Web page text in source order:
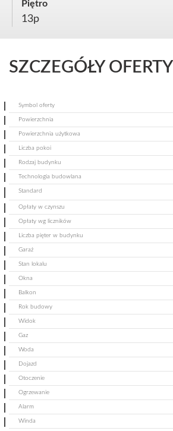
Piętro
13p
SZCZEGÓŁY OFERTY
Symbol oferty
Powierzchnia
Powierzchnia użytkowa
Liczba pokoi
Rodzaj budynku
Technologia budowlana
Standard
Opłaty w czynszu
Opłaty wg liczników
Liczba pięter w budynku
Garaż
Stan lokalu
Okna
Balkon
Rok budowy
Widok
Gaz
Woda
Dojazd
Otoczenie
Ogrzewanie
Alarm
Winda